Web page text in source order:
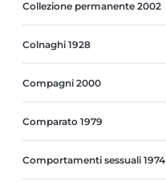
Collezione permanente 2002
Colnaghi 1928
Compagni 2000
Comparato 1979
Comportamenti sessuali 1974